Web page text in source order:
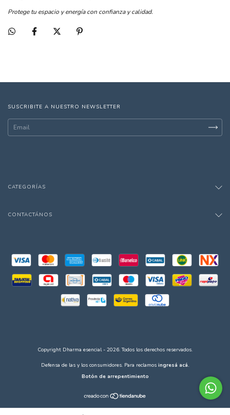
Protege tu espacio y energía con confianza y calidad.
SUSCRIBITE A NUESTRO NEWSLETTER
CATEGORÍAS
CONTACTÁNOS
Copyright Dharma esencial - 2026. Todos los derechos reservados.
Defensa de las y los consumidores. Para reclamos ingresá acá.
Botón de arrepentimiento